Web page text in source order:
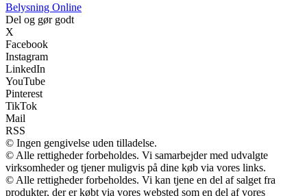
Belysning Online
Del og gør godt
X
Facebook
Instagram
LinkedIn
YouTube
Pinterest
TikTok
Mail
RSS
© Ingen gengivelse uden tilladelse.
© Alle rettigheder forbeholdes. Vi samarbejder med udvalgte
virksomheder og tjener muligvis på dine køb via vores links.
© Alle rettigheder forbeholdes. Vi kan tjene en del af salget fra
produkter, der er købt via vores websted som en del af vores